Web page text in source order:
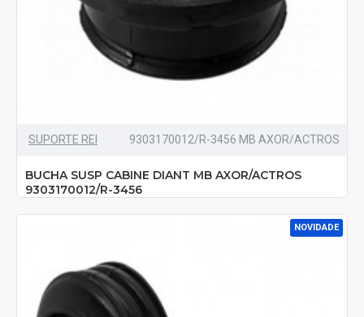
SUPORTE REI 9303170012/R-3456 MB AXOR/ACTROS
BUCHA SUSP CABINE DIANT MB AXOR/ACTROS
9303170012/R-3456
NOVIDADE